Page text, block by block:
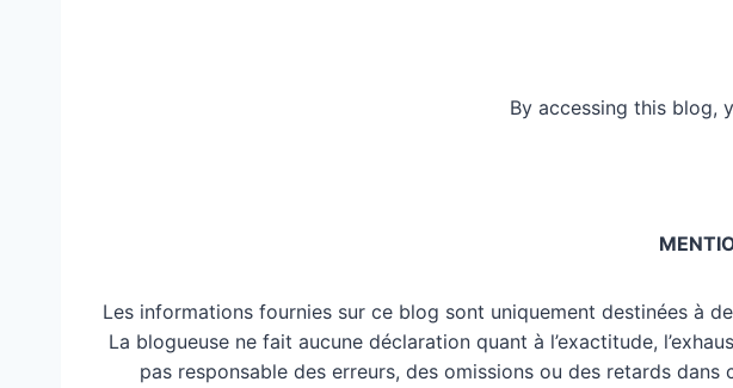
By accessing this blog,
Les informations fournies sur ce blog sont uniquement destinées à
La blogueuse ne fait aucune déclaration quant à l’exactitude,
pas responsable des erreurs, des omissions ou des retards